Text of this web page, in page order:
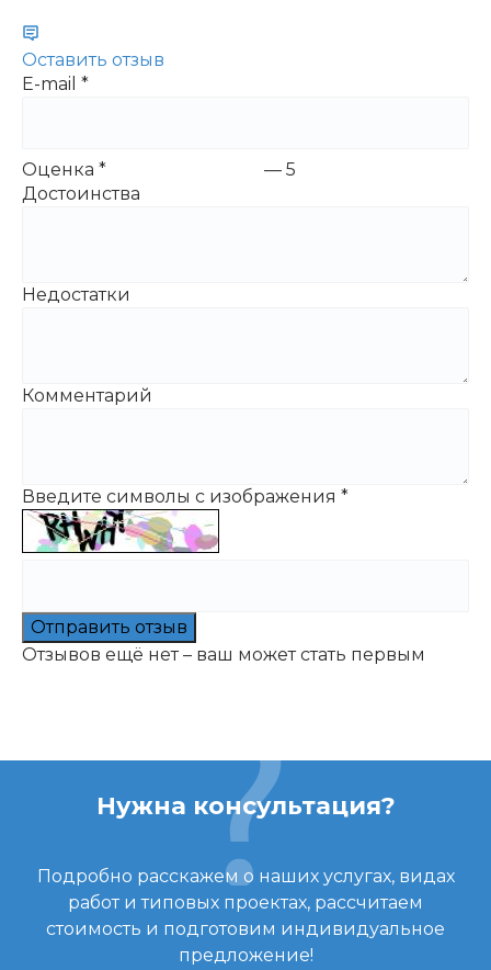
Оставить отзыв
E-mail *
Оценка * — 5
Достоинства
Недостатки
Комментарий
Введите символы с изображения *
Отправить отзыв
Отзывов ещё нет – ваш может стать первым
Нужна консультация?
Подробно расскажем о наших услугах, видах
работ и типовых проектах, рассчитаем
стоимость и подготовим индивидуальное
предложение!